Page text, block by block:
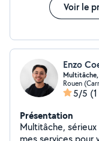
Voir le
Enzo
Rouen
5/5
Présentation
Multitâche, sérieux et efficace !